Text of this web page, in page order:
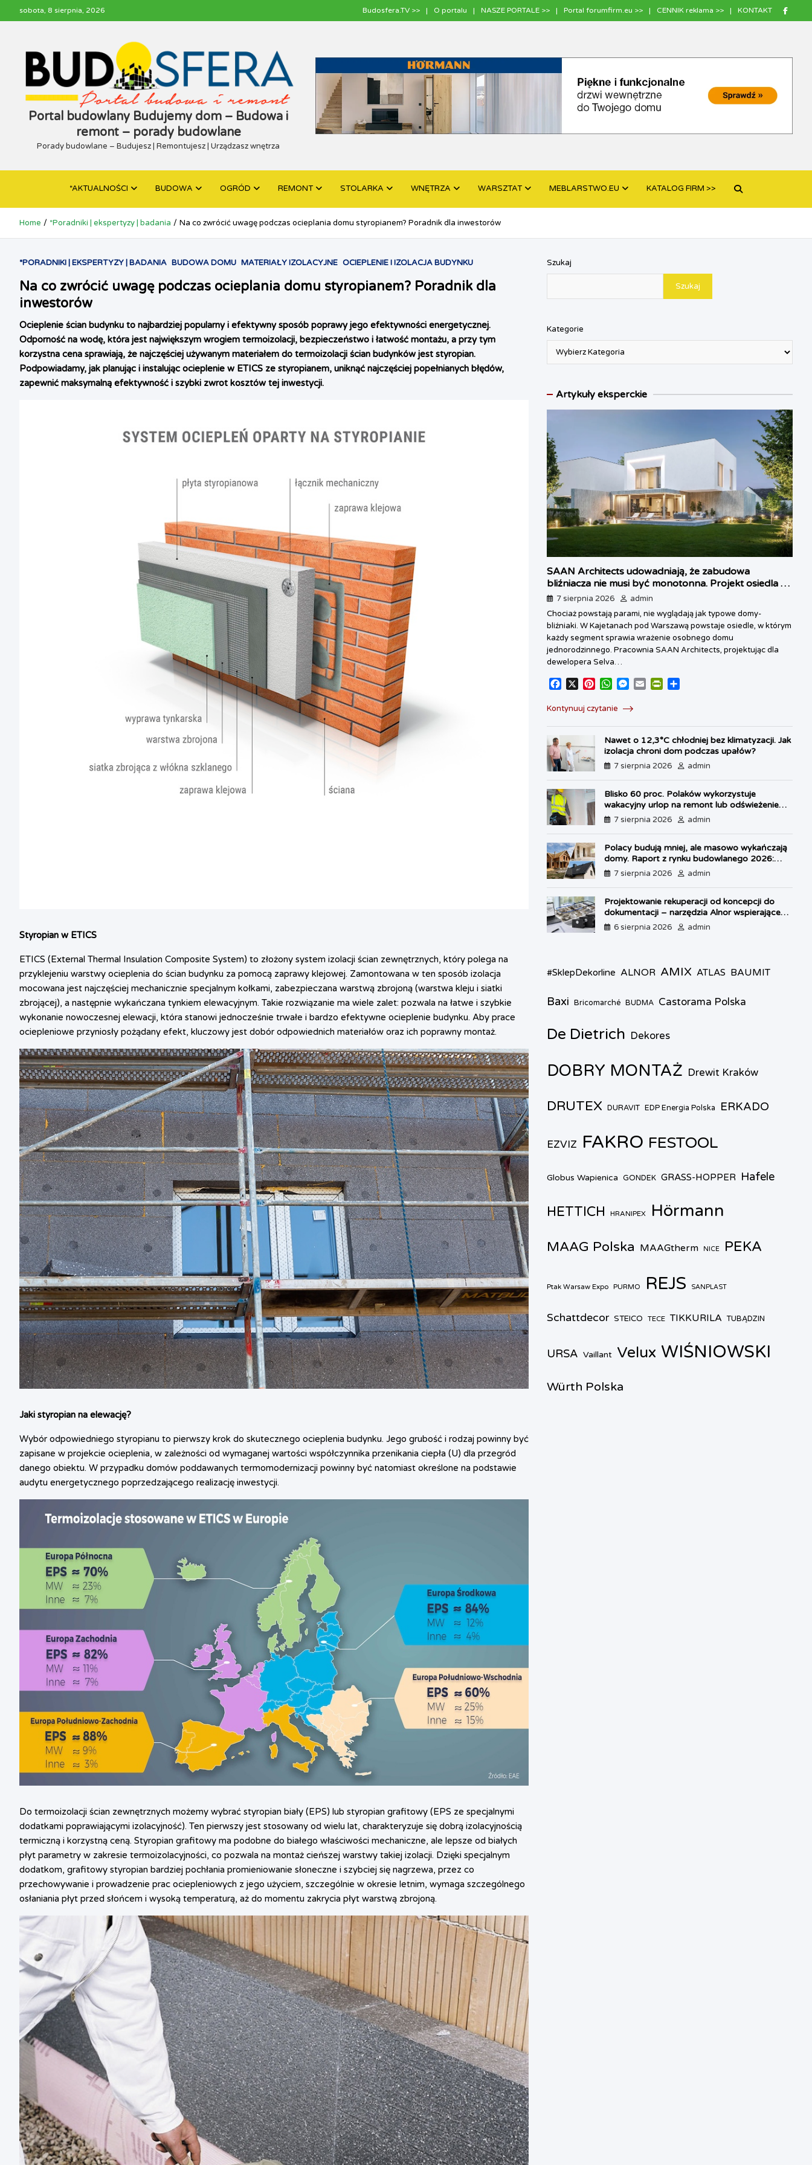
sobota, 8 sierpnia, 2026 Budosfera.TV >> O portalu NASZE PORTALE >> Portal forumfirm.eu >> CENNIK reklama >> KONTAKT
Portal budowlany Budujemy dom – Budowa i
remont – porady budowlane
Porady budowlane – Budujesz | Remontujesz | Urządzasz wnętrza
*AKTUALNOŚCI BUDOWA OGRÓD REMONT STOLARKA WNĘTRZA WARSZTAT MEBLARSTWO.EU KATALOG FIRM >>
Home *Poradniki | ekspertyzy | badania Na co zwrócić uwagę podczas ocieplania domu styropianem? Poradnik dla inwestorów
*PORADNIKI | EKSPERTYZY | BADANIA BUDOWA DOMU MATERIAŁY IZOLACYJNE OCIEPLENIE I IZOLACJA BUDYNKU
Na co zwrócić uwagę podczas ocieplania domu styropianem? Poradnik dla
inwestorów
Ocieplenie ścian budynku to najbardziej popularny i efektywny sposób poprawy jego efektywności energetycznej.
Odporność na wodę, która jest największym wrogiem termoizolacji, bezpieczeństwo i łatwość montażu, a przy tym
korzystna cena sprawiają, że najczęściej używanym materiałem do termoizolacji ścian budynków jest styropian.
Podpowiadamy, jak planując i instalując ocieplenie w ETICS ze styropianem, uniknąć najczęściej popełnianych błędów,
zapewnić maksymalną efektywność i szybki zwrot kosztów tej inwestycji.
Styropian w ETICS
ETICS (External Thermal Insulation Composite System) to złożony system izolacji ścian zewnętrznych, który polega na
przyklejeniu warstwy ocieplenia do ścian budynku za pomocą zaprawy klejowej. Zamontowana w ten sposób izolacja
mocowana jest najczęściej mechanicznie specjalnym kołkami, zabezpieczana warstwą zbrojoną (warstwa kleju i siatki
zbrojącej), a następnie wykańczana tynkiem elewacyjnym. Takie rozwiązanie ma wiele zalet: pozwala na łatwe i szybkie
wykonanie nowoczesnej elewacji, która stanowi jednocześnie trwałe i bardzo efektywne ocieplenie budynku. Aby prace
ociepleniowe przyniosły pożądany efekt, kluczowy jest dobór odpowiednich materiałów oraz ich poprawny montaż.
Jaki styropian na elewację?
Wybór odpowiedniego styropianu to pierwszy krok do skutecznego ocieplenia budynku. Jego grubość i rodzaj powinny być
zapisane w projekcie ocieplenia, w zależności od wymaganej wartości współczynnika przenikania ciepła (U) dla przegród
danego obiektu. W przypadku domów poddawanych termomodernizacji powinny być natomiast określone na podstawie
audytu energetycznego poprzedzającego realizację inwestycji.
Do termoizolacji ścian zewnętrznych możemy wybrać styropian biały (EPS) lub styropian grafitowy (EPS ze specjalnymi
dodatkami poprawiającymi izolacyjność). Ten pierwszy jest stosowany od wielu lat, charakteryzuje się dobrą izolacyjnością
termiczną i korzystną ceną. Styropian grafitowy ma podobne do białego właściwości mechaniczne, ale lepsze od białych
płyt parametry w zakresie termoizolacyjności, co pozwala na montaż cieńszej warstwy takiej izolacji. Dzięki specjalnym
dodatkom, grafitowy styropian bardziej pochłania promieniowanie słoneczne i szybciej się nagrzewa, przez co
przechowywanie i prowadzenie prac ociepleniowych z jego użyciem, szczególnie w okresie letnim, wymaga szczególnego
osłaniania płyt przed słońcem i wysoką temperaturą, aż do momentu zakrycia płyt warstwą zbrojoną.
Szukaj
Szukaj
Kategorie
Artykuły eksperckie
SAAN Architects udowadniają, że zabudowa
bliźniacza nie musi być monotonna. Projekt osiedla w
Kajetanach pod Warszawą
7 sierpnia 2026
admin
Chociaż powstają parami, nie wyglądają jak typowe domy-
bliźniaki. W Kajetanach pod Warszawą powstaje osiedle, w którym
każdy segment sprawia wrażenie osobnego domu
jednorodzinnego. Pracownia SAAN Architects, projektując dla
dewelopera Selva…
c
o
o
k
X
P
n
t
W
a
A
p
p
M
s
n
g
e
r
F
r
i
e
n
d
l
Kontynuuj czytanie
Nawet o 12,3°C chłodniej bez klimatyzacji. Jak
izolacja chroni dom podczas upałów?
7 sierpnia 2026 admin
Blisko 60 proc. Polaków wykorzystuje
wakacyjny urlop na remont lub odświeżenie
własnego lokum
7 sierpnia 2026 admin
Polacy budują mniej, ale masowo wykańczają
domy. Raport z rynku budowlanego 2026:
kryzys w OZE i boom na dachy
7 sierpnia 2026 admin
Projektowanie rekuperacji od koncepcji do
dokumentacji – narzędzia Alnor wspierające
każdy etap pracy
6 sierpnia 2026 admin
#SklepDekorline ALNOR AMIX ATLAS BAUMIT
Baxi Bricomarché BUDMA Castorama Polska
De Dietrich Dekores
DOBRY MONTAŻ Drewit Kraków
DRUTEX DURAVIT EDP Energia Polska ERKADO
EZVIZ FAKRO FESTOOL
Globus Wapienica GONDEK GRASS-HOPPER Hafele
HETTICH HRANIPEX Hörmann
MAAG Polska MAAGtherm NICE PEKA
Ptak Warsaw Expo PURMO REJS SANPLAST
Schattdecor STEICO TECE TIKKURILA TUBĄDZIN
URSA Vaillant Velux WIŚNIOWSKI
Würth Polska